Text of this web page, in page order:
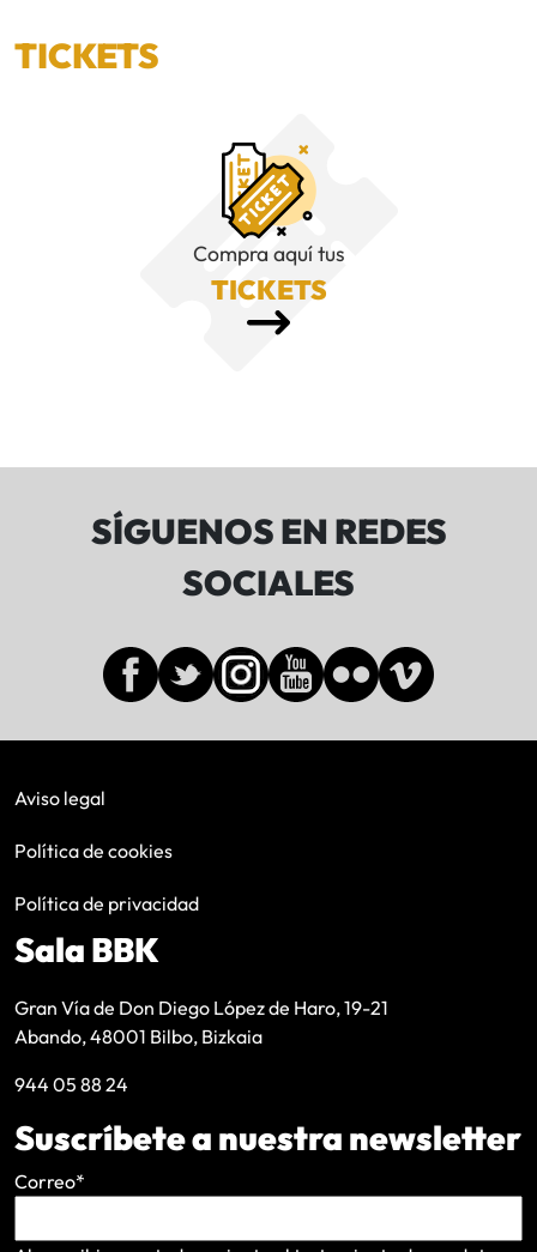
TICKETS
Compra aquí tus
TICKETS
SÍGUENOS EN REDES
SOCIALES
Aviso legal
Política de cookies
Política de privacidad
Sala BBK
Gran Vía de Don Diego López de Haro, 19-21
Abando, 48001 Bilbo, Bizkaia
944 05 88 24
Suscríbete a nuestra newsletter
Correo*